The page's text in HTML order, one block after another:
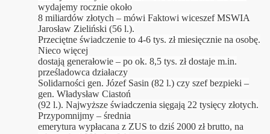
wydajemy rocznie około
8 miliardów złotych – mówi Faktowi wiceszef MSWIA
Jarosław Zieliński (56 l.).
Przeciętne świadczenie to 4-6 tys. zł miesięcznie na osobę.
Nieco więcej
dostają generałowie – po ok. 8,5 tys. zł dostaje m.in.
prześladowca działaczy
Solidarności gen. Józef Sasin (82 l.) czy szef bezpieki –
gen. Władysław Ciastoń
(92 l.). Najwyższe świadczenia sięgają 22 tysięcy złotych.
Przypomnijmy – średnia
emerytura wypłacana z ZUS to dziś 2000 zł brutto, na